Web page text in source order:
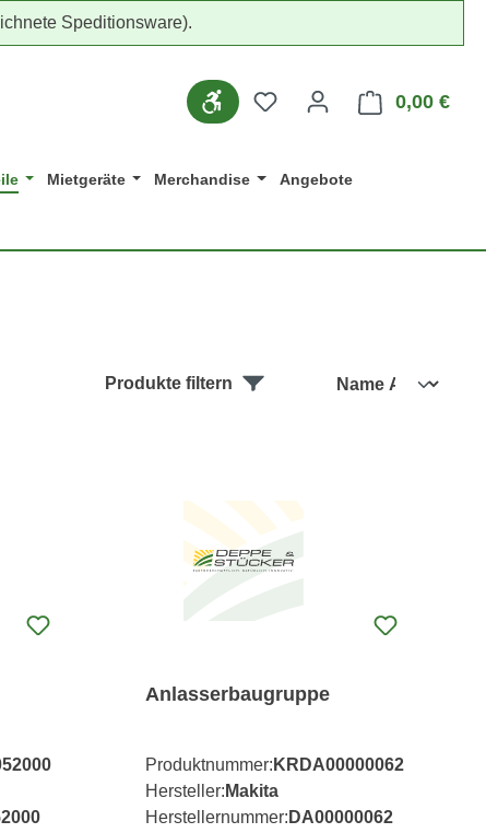
Speditionsware).
Werkzeugleiste anzeigen
Du hast 0 Produkte auf
0,00 €
Mietgeräte Merchandise Angebote
Produkte filtern
Anlasserbaugruppe
Produktnummer: KRDA00000062
Hersteller: Makita
Herstellernummer: DA00000062